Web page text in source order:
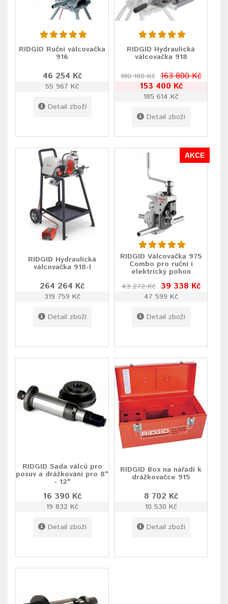
RIDGID Ruční válcovačka
916
46 254 Kč
55 967 Kč
Detail zboží
RIDGID Hydraulická
válcovačka 918
180 180 Kč 163 800 Kč
153 400 Kč
185 614 Kč
Detail zboží
RIDGID Hydraulická
válcovačka 918-I
264 264 Kč
319 759 Kč
Detail zboží
AKCE
RIDGID Válcovačka 975
Combo pro ruční i
elektrický pohon
43 272 Kč 39 338 Kč
47 599 Kč
Detail zboží
RIDGID Sada válců pro
posuv a drážkování pro 8"
- 12"
16 390 Kč
19 832 Kč
Detail zboží
RIDGID Box na nářadí k
drážkovačce 915
8 702 Kč
10 530 Kč
Detail zboží